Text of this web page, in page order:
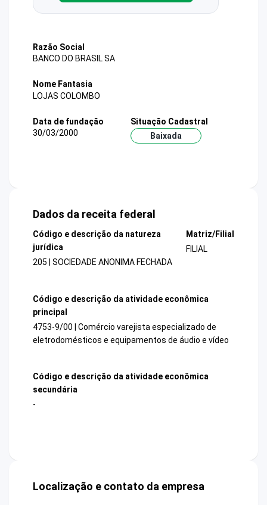
Razão Social
BANCO DO BRASIL SA
Nome Fantasia
LOJAS COLOMBO
Data de fundação
30/03/2000
Situação Cadastral
Baixada
Dados da receita federal
Código e descrição da natureza
jurídica
205 | SOCIEDADE ANONIMA FECHADA
Matriz/Filial
FILIAL
Código e descrição da atividade econômica
principal
4753-9/00 | Comércio varejista especializado de
eletrodomésticos e equipamentos de áudio e vídeo
Código e descrição da atividade econômica
secundária
-
Localização e contato da empresa